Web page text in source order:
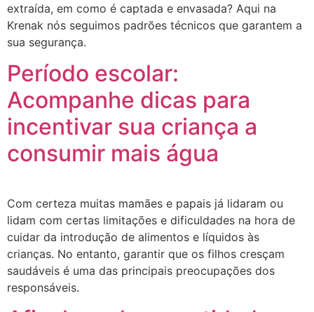
extraída, em como é captada e envasada? Aqui na
Krenak nós seguimos padrões técnicos que garantem a
sua segurança.
Período escolar:
Acompanhe dicas para
incentivar sua criança a
consumir mais água
Com certeza muitas mamães e papais já lidaram ou
lidam com certas limitações e dificuldades na hora de
cuidar da introdução de alimentos e líquidos às
crianças. No entanto, garantir que os filhos cresçam
saudáveis é uma das principais preocupações dos
responsáveis.